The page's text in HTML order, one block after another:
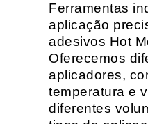
Ferramentas
aplicação
adesivos Hot
Oferecemos
aplicadores,
temperatura e
diferentes